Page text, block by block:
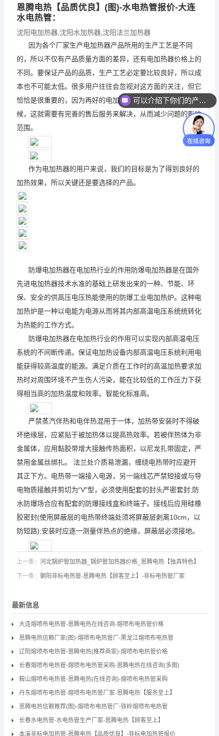
恩腾电热【品质优良】(图)-水电热管报价-大连
水电热管：
沈阳电加热器 沈阳水加热器 沈阳法兰加热器
因为各个厂家生产电加热器产品所用的生产工艺是不同
的，所以不仅有产品质量方面的差异，还有电加热器价格上的
不同。要保证产品的品质，生产工艺必定要比较良好，所以成
本也不可能太低。很多用户往往会忽视对这方面的关注，但它
恰恰是很重要的，因为再好的电加热器也会有发生故障的时
候，这就需要有完善的售后服务来解决，从而减少问题的影响
范围。
作为电加热器的用户来说，我们的目标是为了得到良好的
加热效果，所以关键还是要选择的产品。
防爆电加热器在电加热行业的作用防爆电加热器是在国外
先进电加热器技术水准的基础上研发出来的一种、节能、环
保、安全的供高压电压热能使用的防爆工业电加热炉。这种电
加热炉是一种以电能为电源从而将其内部高温电压系统统转化
为热能的工作方式。
防爆电加热器在电加热行业的作用可以实现内部高温电压
系统的不间断传递。保证电加热设备内部高温电压系统利用电
能获得较高温度的能源。满足介质在工作时的高温加热要求加
热时对周围环境不产生伤人污染，能在比较低的工作压力下获
得相当高的加热温度和效率。智能化标准高。
严禁蒸汽伴热和电伴热混用于一体，加热带安装时不得破
坏绝缘层，应紧贴于被加热体以提高热效率。若被伴热体为非
金属体，应用黏胶带增大接触传热面积，以尼龙扎带固定，严
禁用金属丝绑扎。 法兰处介质易泄漏，缠绕电热带时应避开
其正下方。电热带一端接入电源，另一端线芯严禁短接或与导
电物质接触并剪切为“V"型，必须使用配套的封头严密套封;防
水防爆场合应有配套的防爆接线盒和终端子。接线后应用硅橡
胶密封(使用屏蔽层的电热带终端处须将屏蔽层剥离10cm，以
防短路);安装时应逐一测量伴热点的绝缘，屏蔽层必须接地。
上一条： 河北锅炉管加热器_锅炉管加热器价格_恩腾电热【独具特色】
下一条： 朝阳非标电热管-恩腾电热【顾客至上】-非标电热管厂家
最新信息
大连熔喷布电热管-恩腾电热在线咨询-熔喷布电热管价格
恩腾电热信赖厂家(图)-熔喷布电热管厂-黑龙江熔喷布电热管
辽阳熔喷布电热管-恩腾电热(推荐商家)-熔喷布电热管价格
长春熔喷布电热管-熔喷布电热管采购-恩腾电热在线咨询(多图)
鞍山熔喷布电热管-恩腾电热(在线咨询)-熔喷布电热管采购
丹东熔喷布电热管-熔喷布电热管厂家-恩腾电热【服务至上】
恩腾电热信赖推荐(图)-熔喷布电热管厂-铁岭熔喷布电热管
长春水电热管-水电热管生产厂家-恩腾电热【顾客至上】
本溪非标电加热管-恩腾电热【品质优良】-非标电加热管报价
可以介绍下你们的产品么？